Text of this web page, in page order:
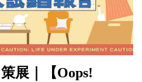
展｜【Oops!